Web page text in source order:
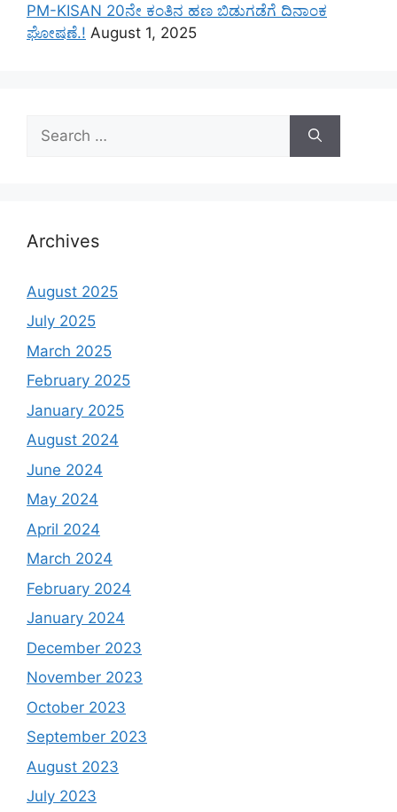
PM-KISAN 20ನೇ ಕಂತಿನ ಹಣ ಬಿಡುಗಡೆಗೆ ದಿನಾಂಕ
ಘೋಷಣೆ.! August 1, 2025
for:
Archives
August 2025
July 2025
March 2025
February 2025
January 2025
August 2024
June 2024
May 2024
April 2024
March 2024
February 2024
January 2024
December 2023
November 2023
October 2023
September 2023
August 2023
July 2023